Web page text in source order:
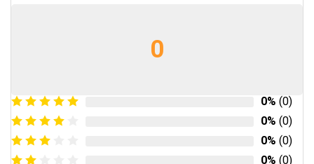
0
0% (0)
0% (0)
0% (0)
0% (0)